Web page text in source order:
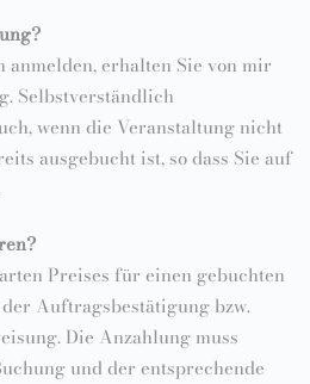
erhalten Sie von mir
Selbstverständlich
wenn die Veranstaltung nicht
ausgebucht ist, so dass Sie auf
Preises für einen gebuchten
Auftragsbestätigung bzw.
Die Anzahlung muss
und der entsprechende